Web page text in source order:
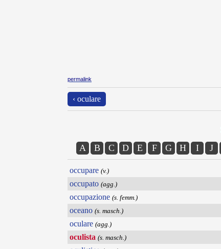
permalink
‹ oculare
A B C D E F G H I J
occupare (v.)
occupato (agg.)
occupazione (s. femm.)
oceano (s. masch.)
oculare (agg.)
oculista (s. masch.)